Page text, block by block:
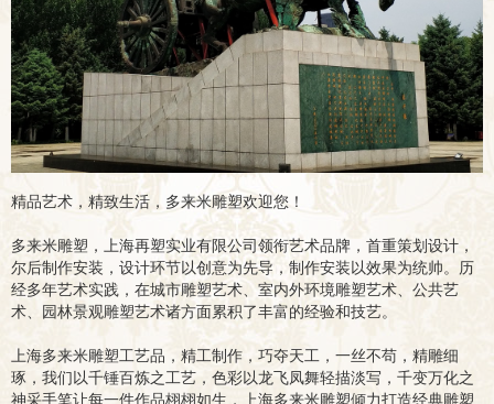
精品艺术，精致生活，多来米雕塑欢迎您！
多来米雕塑，上海再塑实业有限公司领衔艺术品牌，首重策划设计，
尔后制作安装，设计环节以创意为先导，制作安装以效果为统帅。历
经多年艺术实践，在城市雕塑艺术、室内外环境雕塑艺术、公共艺
术、园林景观雕塑艺术诸方面累积了丰富的经验和技艺。
上海多来米雕塑工艺品，精工制作，巧夺天工，一丝不苟，精雕细
琢，我们以千锤百炼之工艺，色彩以龙飞凤舞轻描淡写，千变万化之
神采手笔让每一件作品栩栩如生，上海多来米雕塑倾力打造经典雕塑